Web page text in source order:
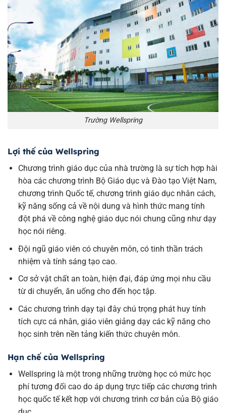
Trường Wellspring
Lợi thế của Wellspring
Chương trình giáo dục của nhà trường là sự tích hợp hài
hòa các chương trình Bộ Giáo dục và Đào tạo Việt Nam,
chương trình Quốc tế, chương trình giáo dục nhân cách,
kỹ năng sống cả về nội dung và hình thức mang tính
đột phá về công nghệ giáo dục nói chung cũng như dạy
học nói riêng.
Đội ngũ giáo viên có chuyên môn, có tinh thần trách
nhiệm và tính sáng tạo cao.
Cơ sở vật chất an toàn, hiện đại, đáp ứng mọi nhu cầu
từ di chuyển, ăn uống cho đến học tập.
Các chương trình dạy tại đây chú trọng phát huy tính
tích cực cá nhân, giáo viên giảng dạy các kỹ năng cho
học sinh trên nền tảng kiến thức chuyên môn.
Hạn chế của Wellspring
Wellspring là một trong những trường học có mức học
phí tương đối cao do áp dụng trực tiếp các chương trình
học quốc tế kết hợp với chương trình cơ bản của Bộ giáo